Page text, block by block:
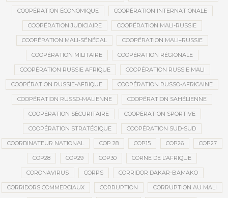
COOPÉRATION ÉCONOMIQUE COOPÉRATION INTERNATIONALE
COOPÉRATION JUDICIAIRE COOPÉRATION MALI-RUSSIE
COOPÉRATION MALI-SÉNÉGAL COOPÉRATION MALI–RUSSIE
COOPÉRATION MILITAIRE COOPÉRATION RÉGIONALE
COOPÉRATION RUSSIE AFRIQUE COOPÉRATION RUSSIE MALI
COOPÉRATION RUSSIE-AFRIQUE COOPÉRATION RUSSO-AFRICAINE
COOPÉRATION RUSSO-MALIENNE COOPÉRATION SAHÉLIENNE
COOPÉRATION SÉCURITAIRE COOPÉRATION SPORTIVE
COOPÉRATION STRATÉGIQUE COOPÉRATION SUD-SUD
COORDINATEUR NATIONAL COP 28 COP15 COP26 COP27
COP28 COP29 COP30 CORNE DE L’AFRIQUE
CORONAVIRUS CORPS CORRIDOR DAKAR-BAMAKO
CORRIDORS COMMERCIAUX CORRUPTION CORRUPTION AU MALI